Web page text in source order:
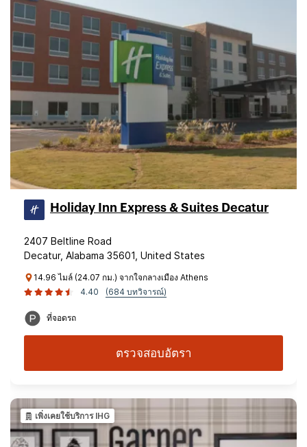
Holiday Inn Express & Suites Decatur
2407 Beltline Road
Decatur, Alabama 35601, United States
14.96 ไมล์ (24.07 กม.) จากใจกลางเมือง Athens
4.40
(684 บทวิจารณ์)
ที่จอดรถ
ตรวจสอบอัตรา
เพิ่งเคยใช้บริการ IHG